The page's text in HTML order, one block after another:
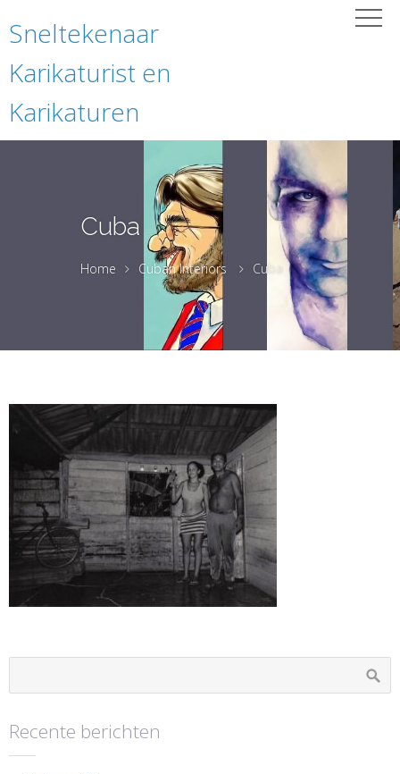
Sneltekenaar
Karikaturist en
Karikaturen
Cuba
Home Cuban Interiors Cuba
Recente berichten